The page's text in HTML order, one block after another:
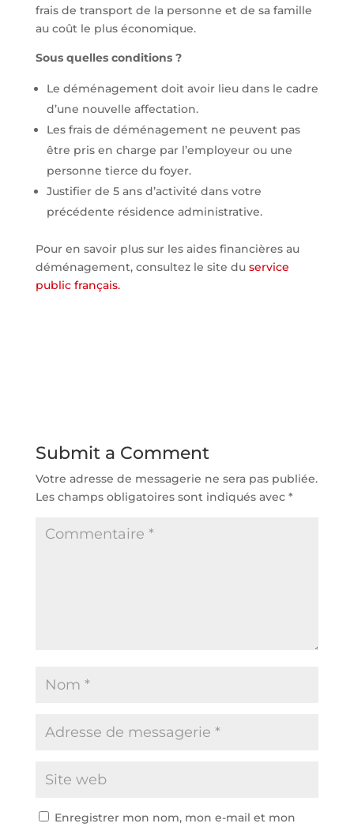
frais de transport de la personne et de sa famille
au coût le plus économique.
Sous quelles conditions ?
Le déménagement doit avoir lieu dans le cadre
d’une nouvelle affectation.
Les frais de déménagement ne peuvent pas
être pris en charge par l’employeur ou une
personne tierce du foyer.
Justifier de 5 ans d’activité dans votre
précédente résidence administrative.
Pour en savoir plus sur les aides financières au
déménagement, consultez le site du service
public français.
Submit a Comment
Votre adresse de messagerie ne sera pas publiée.
Les champs obligatoires sont indiqués avec *
Enregistrer mon nom, mon e-mail et mon